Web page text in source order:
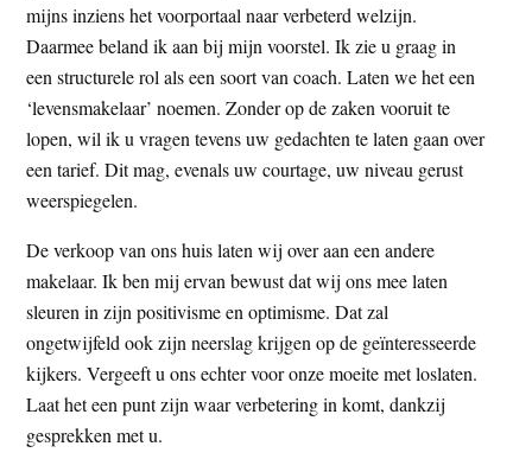
mijns inziens het voorportaal naar verbeterd welzijn.
Daarmee beland ik aan bij mijn voorstel. Ik zie u graag in
een structurele rol als een soort van coach. Laten we het een
‘levensmakelaar’ noemen. Zonder op de zaken vooruit te
lopen, wil ik u vragen tevens uw gedachten te laten gaan over
een tarief. Dit mag, evenals uw courtage, uw niveau gerust
weerspiegelen.
De verkoop van ons huis laten wij over aan een andere
makelaar. Ik ben mij ervan bewust dat wij ons mee laten
sleuren in zijn positivisme en optimisme. Dat zal
ongetwijfeld ook zijn neerslag krijgen op de geïnteresseerde
kijkers. Vergeeft u ons echter voor onze moeite met loslaten.
Laat het een punt zijn waar verbetering in komt, dankzij
gesprekken met u.